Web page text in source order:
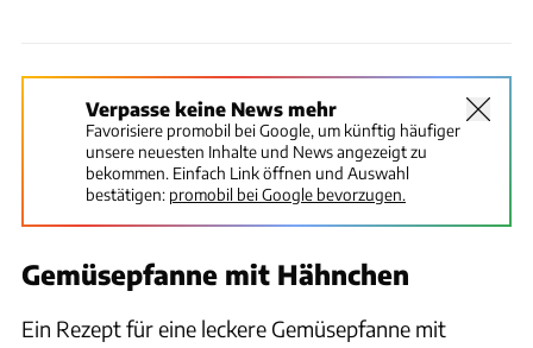
Verpasse keine News mehr
Favorisiere promobil bei Google, um künftig häufiger
unsere neuesten Inhalte und News angezeigt zu
bekommen. Einfach Link öffnen und Auswahl
bestätigen: promobil bei Google bevorzugen.
Gemüsepfanne mit Hähnchen
Ein Rezept für eine leckere Gemüsepfanne mit